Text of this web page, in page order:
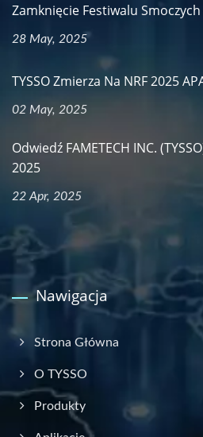
Zamknięcie Festiwalu Smoczych
28 May, 2025
TYSSO Zmierza Na NRF 2025
02 May, 2025
Odwiedź FAMETECH INC.
2025
22 Apr, 2025
Nawigacja
Strona Główna
O TYSSO
Produkty